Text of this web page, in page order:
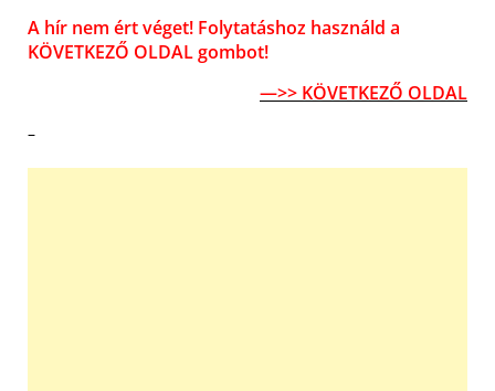
A hír nem ért véget! Folytatáshoz használd a
KÖVETKEZŐ OLDAL gombot!
—>> KÖVETKEZŐ OLDAL
–